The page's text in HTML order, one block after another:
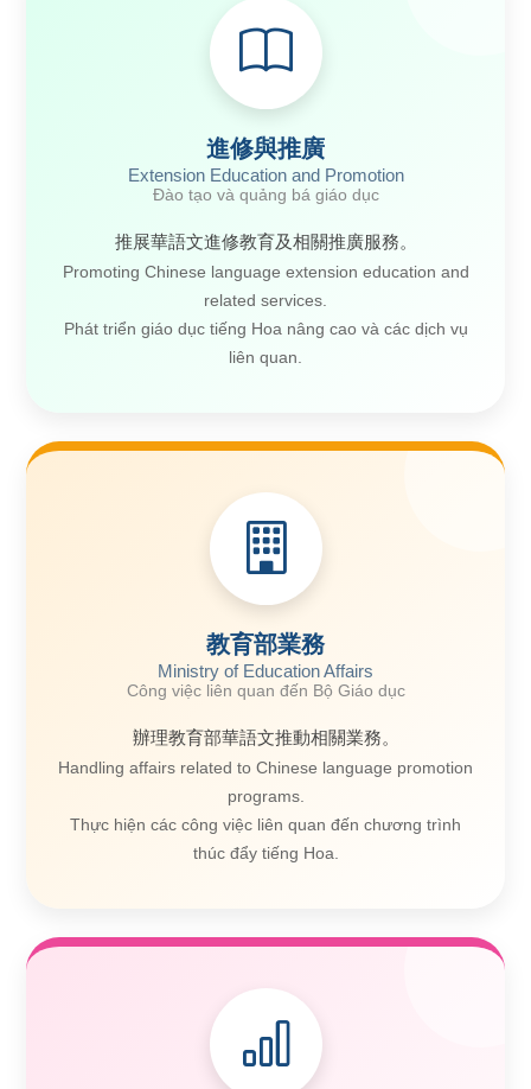
進修與推廣
Extension Education and Promotion
Đào tạo và quảng bá giáo dục
推展華語文進修教育及相關推廣服務。
Promoting Chinese language extension education and
related services.
Phát triển giáo dục tiếng Hoa nâng cao và các dịch vụ
liên quan.
教育部業務
Ministry of Education Affairs
Công việc liên quan đến Bộ Giáo dục
辦理教育部華語文推動相關業務。
Handling affairs related to Chinese language promotion
programs.
Thực hiện các công việc liên quan đến chương trình
thúc đẩy tiếng Hoa.